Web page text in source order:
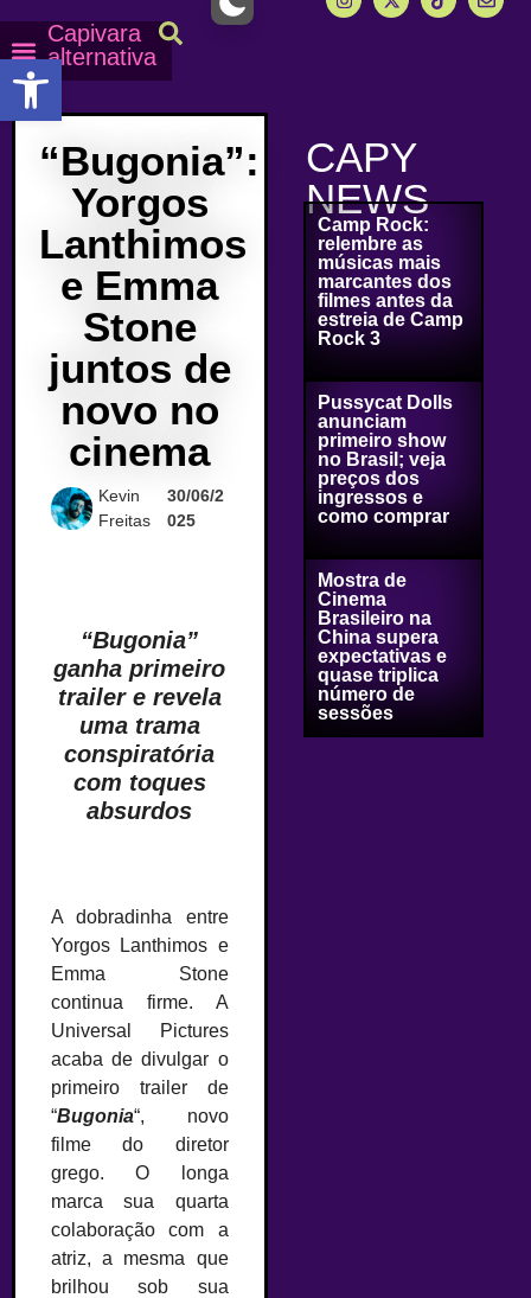
Capivara
alternativa
“Bugonia”:
Yorgos
Lanthimos
e Emma
Stone
juntos de
novo no
cinema
Kevin
Freitas
30/06/2
025
“Bugonia”
ganha primeiro
trailer e revela
uma trama
conspiratória
com toques
absurdos
A dobradinha entre
Yorgos Lanthimos e
Emma Stone
continua firme. A
Universal Pictures
acaba de divulgar o
primeiro trailer de
“Bugonia“, novo
filme do diretor
grego. O longa
marca sua quarta
colaboração com a
atriz, a mesma que
brilhou sob sua
CAPY
NEWS
Camp Rock:
relembre as
músicas mais
marcantes dos
filmes antes da
estreia de Camp
Rock 3
Pussycat Dolls
anunciam
primeiro show
no Brasil; veja
preços dos
ingressos e
como comprar
Mostra de
Cinema
Brasileiro na
China supera
expectativas e
quase triplica
número de
sessões
Abrir a barra de ferramentas